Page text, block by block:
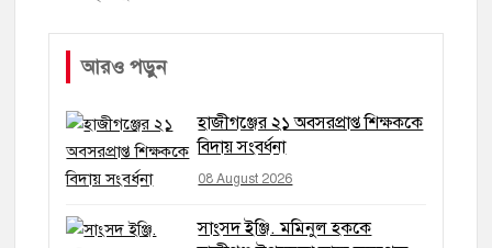
আরও পড়ুন
হাজীগঞ্জের ২১ অবসরপ্রাপ্ত শিক্ষককে
বিদায় সংবর্ধনা
08 August 2026
সাংসদ ইঞ্জি. মমিনুল হককে